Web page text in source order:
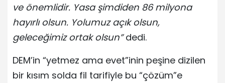
ve önemlidir. Yasa şimdiden 86 milyona
hayırlı olsun. Yolumuz açık olsun,
geleceğimiz ortak olsun”dedi.
DEM’in “yetmez ama evet”inin peşine dizilen
bir kısım solda fil tarifiyle bu “çözüm”e